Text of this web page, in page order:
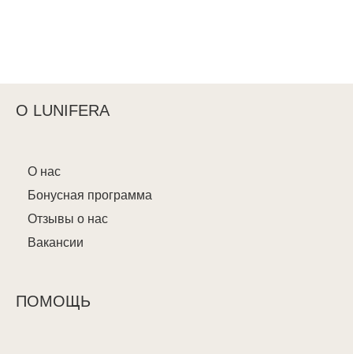
О LUNIFERA
О нас
Бонусная программа
Отзывы о нас
Вакансии
ПОМОЩЬ